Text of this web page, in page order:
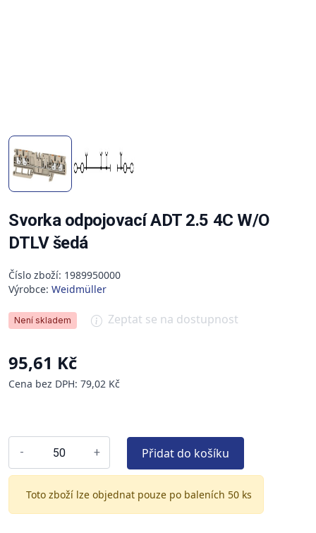
Svorka odpojovací ADT 2.5 4C W/O
DTLV šedá
Číslo zboží: 1989950000
Výrobce: Weidmüller
Není skladem Zeptat se na dostupnost
95,61 Kč
Cena bez DPH: 79,02 Kč
- + Přidat do košíku
Toto zboží lze objednat pouze po baleních 50 ks